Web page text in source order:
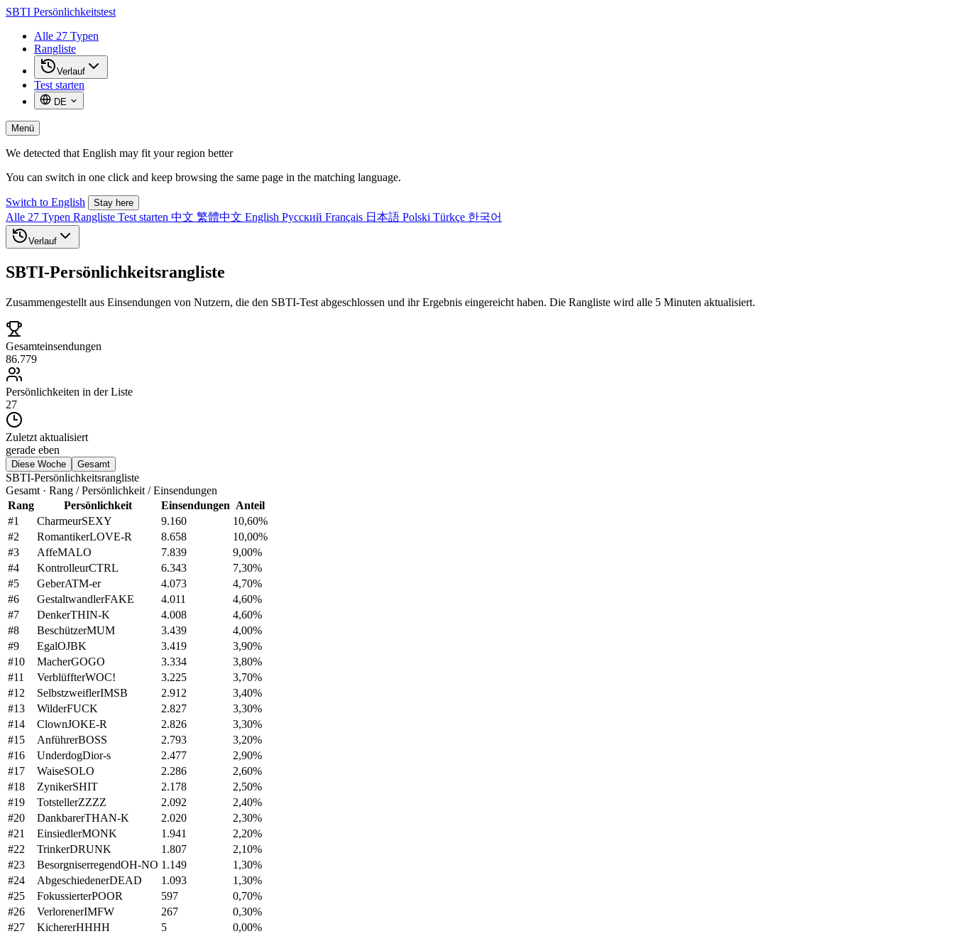
SBTI Persönlichkeitstest
Alle 27 Typen
Rangliste
Verlauf
Test starten
DE
Menü
We detected that English may fit your region better
You can switch in one click and keep browsing the same page in the matching language.
Switch to English Stay here
Alle 27 Typen Rangliste Test starten 中文 繁體中文 English Русский Français 日本語 Polski Türkçe 한국어
Verlauf
SBTI-Persönlichkeitsrangliste
Zusammengestellt aus Einsendungen von Nutzern, die den SBTI-Test abgeschlossen und ihr Ergebnis eingereicht haben. Die Rangliste wird alle 5 Minuten aktualisiert.
Gesamteinsendungen
86.779
Persönlichkeiten in der Liste
27
Zuletzt aktualisiert
gerade eben
Diese Woche Gesamt
SBTI-Persönlichkeitsrangliste
Gesamt · Rang / Persönlichkeit / Einsendungen
Rang
Persönlichkeit Einsendungen Anteil
#1 CharmeurSEXY 9.160 10,60%
#2 RomantikerLOVE-R 8.658 10,00%
#3 AffeMALO 7.839 9,00%
#4 KontrolleurCTRL 6.343 7,30%
#5 GeberATM-er 4.073 4,70%
#6 GestaltwandlerFAKE 4.011 4,60%
#7 DenkerTHIN-K 4.008 4,60%
#8 BeschützerMUM 3.439 4,00%
#9 EgalOJBK 3.419 3,90%
#10 MacherGOGO 3.334 3,80%
#11 VerblüffterWOC! 3.225 3,70%
#12 SelbstzweiflerIMSB 2.912 3,40%
#13 WilderFUCK 2.827 3,30%
#14 ClownJOKE-R 2.826 3,30%
#15 AnführerBOSS 2.793 3,20%
#16 UnderdogDior-s 2.477 2,90%
#17 WaiseSOLO 2.286 2,60%
#18 ZynikerSHIT 2.178 2,50%
#19 TotstellerZZZZ 2.092 2,40%
#20 DankbarerTHAN-K 2.020 2,30%
#21 EinsiedlerMONK 1.941 2,20%
#22 TrinkerDRUNK 1.807 2,10%
#23 BesorgniserregendOH-NO 1.149 1,30%
#24 AbgeschiedenerDEAD 1.093 1,30%
#25 FokussierterPOOR 597 0,70%
#26 VerlorenerIMFW 267 0,30%
#27 KichererHHHH 5 0,00%